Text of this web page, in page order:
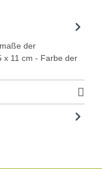
der
x 11 cm - Farbe der